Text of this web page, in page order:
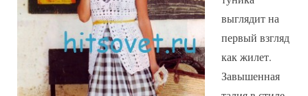
выглядит на
первый взгляд
как жилет.
Завышенная